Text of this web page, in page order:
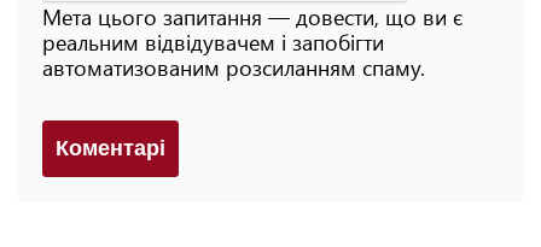
Мета цього запитання — довести, що ви є
реальним відвідувачем і запобігти
автоматизованим розсиланням спаму.
Коментарi